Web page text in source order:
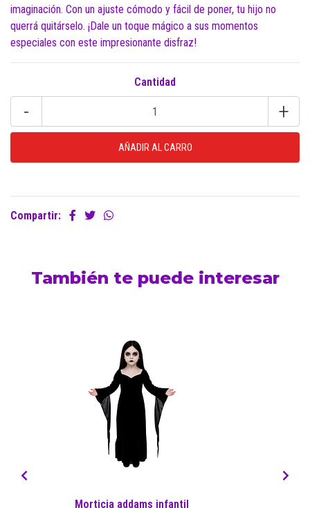
imaginación. Con un ajuste cómodo y fácil de poner, tu hijo no
querrá quitárselo. ¡Dale un toque mágico a sus momentos
especiales con este impresionante disfraz!
Cantidad
- +
Compartir:
También te puede interesar
Morticia addams infantil